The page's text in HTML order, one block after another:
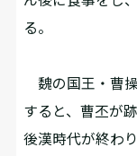
る。
魏の国王・曹
すると、曹丕が
後漢時代が終わ